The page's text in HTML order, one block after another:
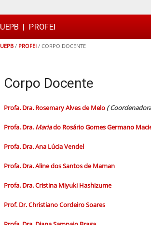
UEPB | PROFEI
UEPB / PROFEI / CORPO DOCENTE
Corpo Docente
Profa. Dra. Rosemary Alves de Melo (
Profa. Dra. Mariado RosárioGomes Germano
Profa. Dra.Ana Lúcia Vendel
Profa. Dra.Aline dos Santos de Maman
Profa. Dra. Cristina Miyuki Hashizume
Prof. Dr. Christiano Cordeiro Soares